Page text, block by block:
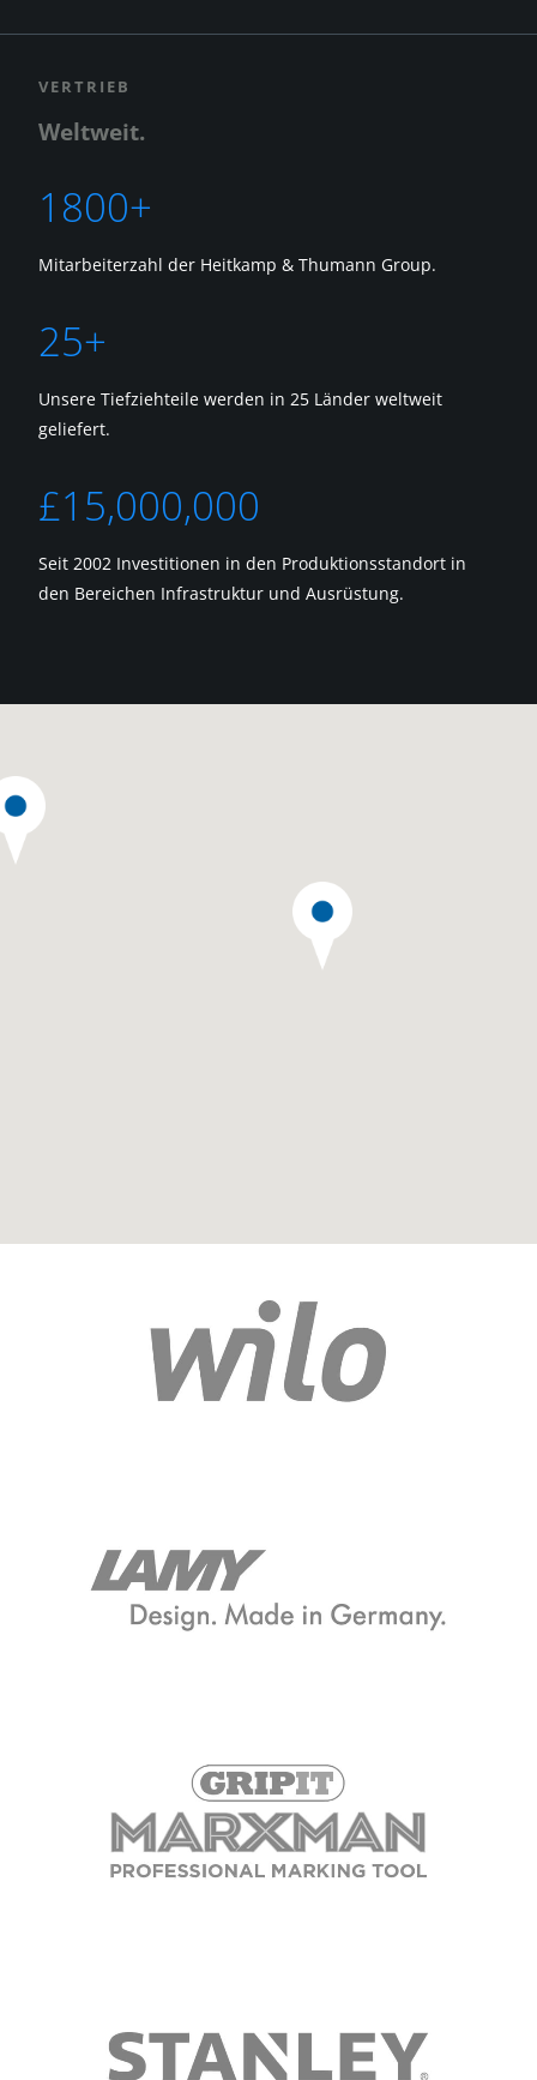
VERTRIEB
Weltweit.
1800+
Mitarbeiterzahl der Heitkamp & Thumann Group.
25+
Unsere Tiefziehteile werden in 25 Länder weltweit
geliefert.
£15,000,000
Seit 2002 Investitionen in den Produktionsstandort in
den Bereichen Infrastruktur und Ausrüstung.